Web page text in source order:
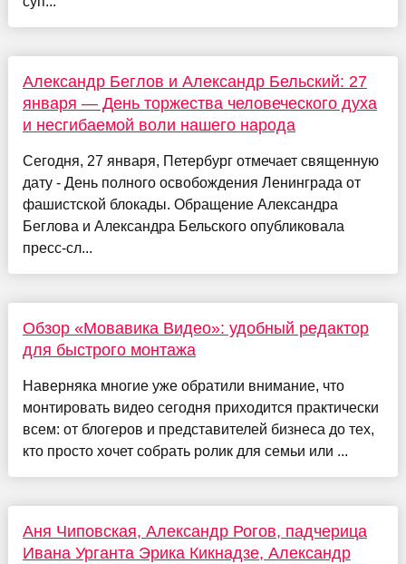
Александр Беглов и Александр Бельский: 27
января — День торжества человеческого духа
и несгибаемой воли нашего народа
Сегодня, 27 января, Петербург отмечает священную
дату - День полного освобождения Ленинграда от
фашистской блокады. Обращение Александра
Беглова и Александра Бельского опубликовала
пресс-сл...
Обзор «Мовавика Видео»: удобный редактор
для быстрого монтажа
Наверняка многие уже обратили внимание, что
монтировать видео сегодня приходится практически
всем: от блогеров и представителей бизнеса до тех,
кто просто хочет собрать ролик для семьи или ...
Аня Чиповская, Александр Рогов, падчерица
Ивана Урганта Эрика Кикнадзе, Александр